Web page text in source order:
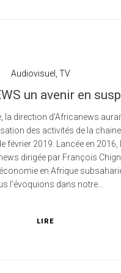
Audiovisuel TV
un avenir en
la direction d’Africanews
des activités de la
février 2019. Lancée en 2016,
dirigée par François
en Afrique
l’évoquions dans notre...
LIRE